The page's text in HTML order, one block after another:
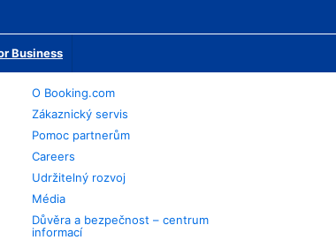
Business
O Booking.com
Zákaznický servis
Pomoc partnerům
Careers
Udržitelný rozvoj
Média
Důvěra a bezpečnost – centrum
informací